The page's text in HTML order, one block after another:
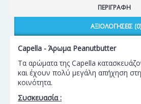
ΠΕΡΙΓΡΑΦΉ
ΑΞΙΟΛΟΓΉΣΕΙΣ (0)
Capella - Άρωμα Peanutbutter
Τα αρώματα της Capella
και έχουν πολύ μεγάλη απήχηση
κοινότητα.
Συσκευασία :